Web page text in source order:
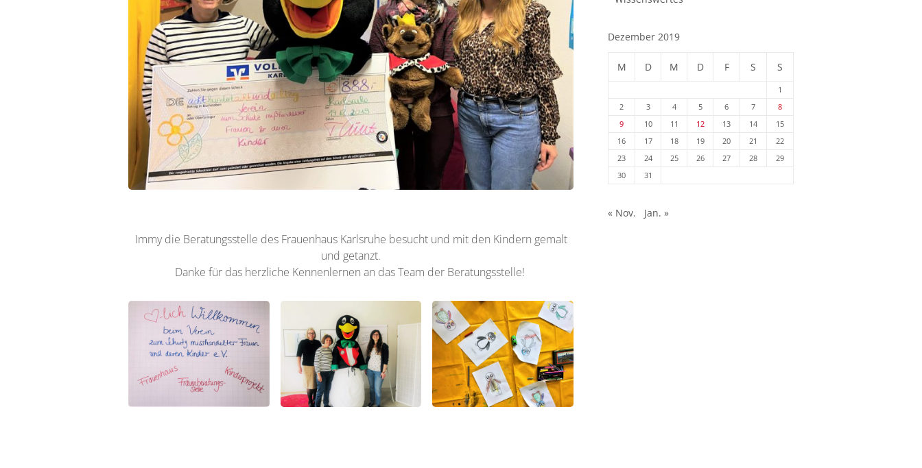
Immy die Beratungsstelle des Frauenhaus Karlsruhe besucht und mit den Kindern gemalt
und getanzt.
Danke für das herzliche Kennenlernen an das Team der Beratungsstelle!
Dezember 2019
M D M D F S S
1
2
3 4 5 6 7
8
9
10 11 12 13 14
15
16
17 18 19 20 21
22
23
24 25 26 27 28
29
30
31
« Nov. Jan. »